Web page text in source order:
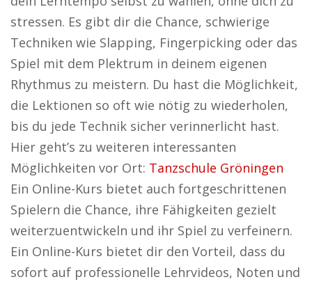
stressen. Es gibt dir die Chance, schwierige
Techniken wie Slapping, Fingerpicking oder das
Spiel mit dem Plektrum in deinem eigenen
Rhythmus zu meistern. Du hast die Möglichkeit,
die Lektionen so oft wie nötig zu wiederholen,
bis du jede Technik sicher verinnerlicht hast.
Hier geht’s zu weiteren interessanten
Möglichkeiten vor Ort: Tanzschule Gröningen
Ein Online-Kurs bietet auch fortgeschrittenen
Spielern die Chance, ihre Fähigkeiten gezielt
weiterzuentwickeln und ihr Spiel zu verfeinern.
Ein Online-Kurs bietet dir den Vorteil, dass du
sofort auf professionelle Lehrvideos, Noten und